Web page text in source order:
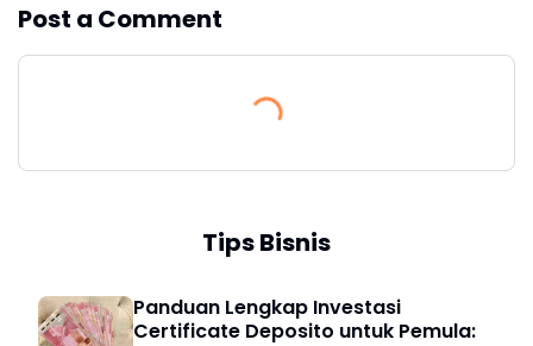
Post a Comment
Tips Bisnis
Panduan Lengkap Investasi
Certificate Deposito untuk Pemula: